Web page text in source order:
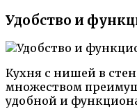
Удобство и
Кухня с нишей в
множеством
удобной и